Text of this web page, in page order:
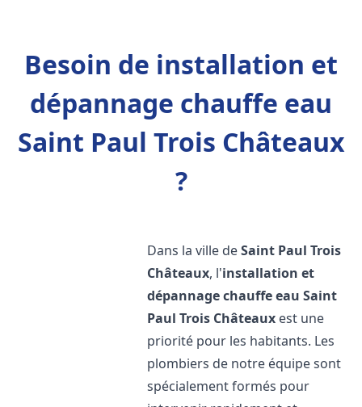
Besoin de installation et
dépannage chauffe eau
Saint Paul Trois Châteaux
?
Dans la ville deSaint Paul Trois
Châteaux, l'installation et
dépannage chauffe eau Saint
Paul Trois Châteaux est une
priorité pour les habitants. Les
plombiers de notre équipe sont
spécialement formés pour